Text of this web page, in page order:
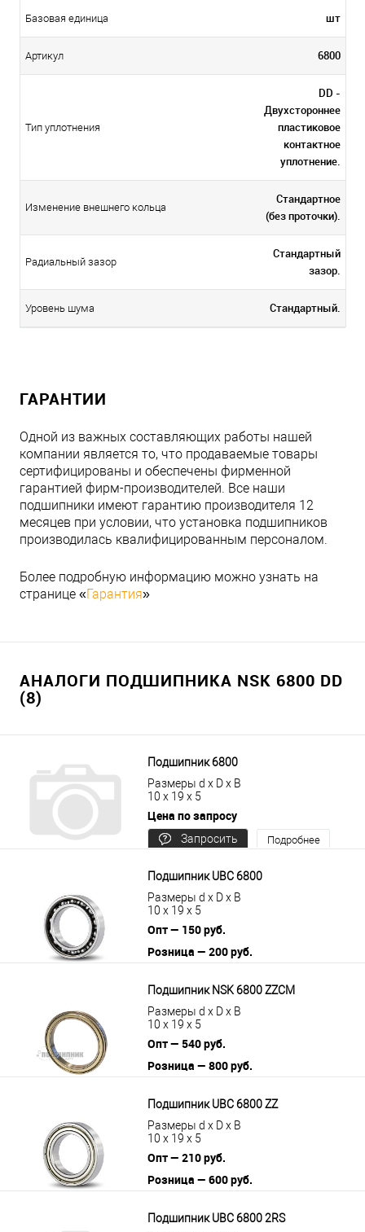
Базовая единица шт
Артикул 6800
Тип уплотнения
DD -
Двухстороннее
пластиковое
контактное
уплотнение.
Изменение внешнего кольца
Стандартное
(без проточки).
Радиальный зазор
Стандартный
зазор.
Уровень шума Стандартный.
ГАРАНТИИ
Одной из важных составляющих работы нашей
компании является то, что продаваемые товары
сертифицированы и обеспечены фирменной
гарантией фирм-производителей. Все наши
подшипники имеют гарантию производителя 12
месяцев при условии, что установка подшипников
производилась квалифицированным персоналом.
Более подробную информацию можно узнать на
странице «Гарантия»
АНАЛОГИ ПОДШИПНИКА NSK 6800 DD
(8)
Подшипник 6800
Размеры d x D x B
10 x 19 x 5
Цена по запросу
Запросить
Подробнее
Подшипник UBC 6800
Размеры d x D x B
10 x 19 x 5
Опт — 150 руб.
Розница — 200 руб.
Подшипник NSK 6800 ZZCM
Размеры d x D x B
10 x 19 x 5
Опт — 540 руб.
Розница — 800 руб.
Подшипник UBC 6800 ZZ
Размеры d x D x B
10 x 19 x 5
Опт — 210 руб.
Розница — 600 руб.
Подшипник UBC 6800 2RS